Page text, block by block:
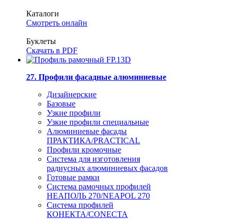
Каталоги
Смотреть онлайн
Буклеты
Скачать в PDF
27. Профили фасадные алюминиевые
Дизайнерские
Базовые
Узкие профили
Узкие профили специальные
Алюминиевые фасады
ПРАКТИКА/PRACTICAL
Профили кромочные
Система для изготовления
радиусных алюминиевых фасадов
Готовые рамки
Система рамочных профилей
НЕАПОЛЬ 270/NEAPOL 270
Система профилей
КОНЕКТА/CONECTA